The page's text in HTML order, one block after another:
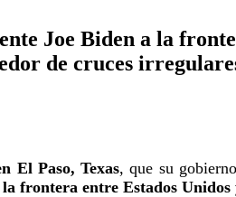
Joe Biden a la
de cruces
El Paso, Texas, que su
frontera entre Estados Unidos